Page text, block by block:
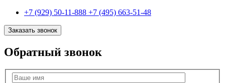
+7 (929) 50-11-888 +7 (495) 663-51-48
Заказать звонок
Обратный звонок